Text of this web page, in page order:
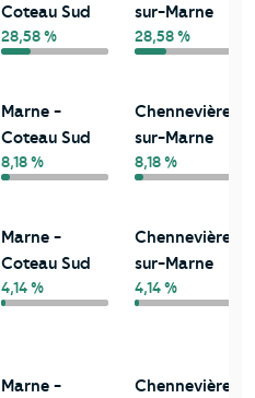
Coteau Sud
28,58 %
sur-Marne
28,58 %
Marne -
Coteau Sud
8,18 %
Chennevières-
sur-Marne
8,18 %
Marne -
Coteau Sud
4,14 %
Chennevières-
sur-Marne
4,14 %
Marne -
Chennevières-